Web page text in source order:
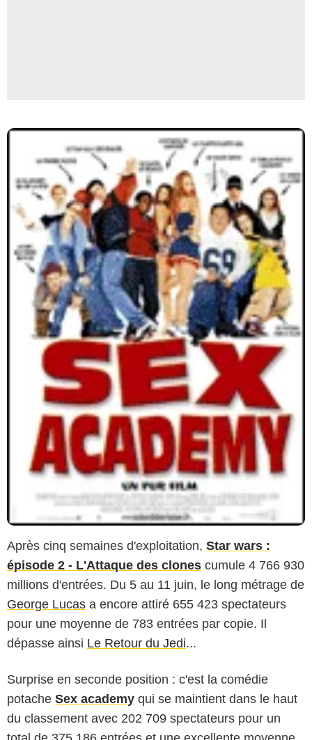
Après cinq semaines d'exploitation, Star wars :
épisode 2 - L'Attaque des clones cumule 4 766 930
millions d'entrées. Du 5 au 11 juin, le long métrage de
George Lucas a encore attiré 655 423 spectateurs
pour une moyenne de 783 entrées par copie. Il
dépasse ainsi Le Retour du Jedi...
Surprise en seconde position : c'est la comédie
potache Sex academy qui se maintient dans le haut
du classement avec 202 709 spectateurs pour un